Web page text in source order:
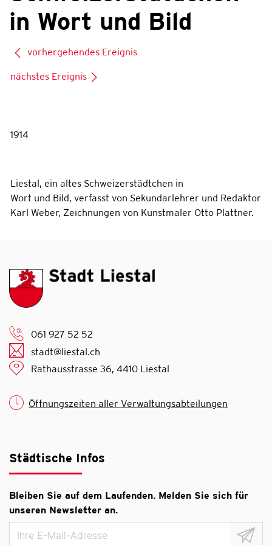
in Wort und Bild
vorhergehendes Ereignis
nächstes Ereignis
1914
Liestal, ein altes Schweizerstädtchen in
Wort und Bild, verfasst von Sekundarlehrer und Redaktor
Karl Weber, Zeichnungen von Kunstmaler Otto Plattner.
061 927 52 52
stadt@liestal.ch
Rathausstrasse 36, 4410 Liestal
Öffnungszeiten aller Verwaltungsabteilungen
Städtische Infos
Bleiben Sie auf dem Laufenden. Melden Sie sich für
unseren Newsletter an.